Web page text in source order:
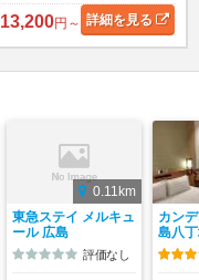
13,200円～ 詳細を見る
0.11km
東急ステイ メルキュ
ール 広島
評価なし
カン
島八